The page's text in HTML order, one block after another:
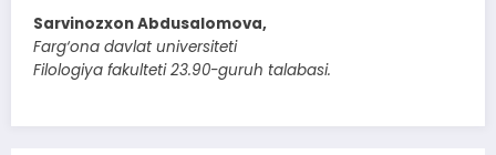
Sarvinozxon Abdusalomova,
Farg‘ona davlat universiteti
Filologiya fakulteti 23.90-guruh talabasi.